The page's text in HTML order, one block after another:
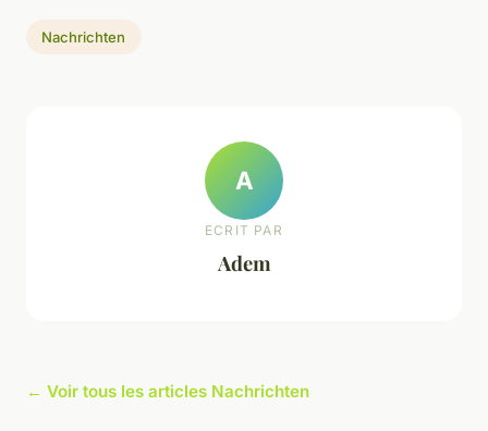
Nachrichten
A
ECRIT PAR
Adem
← Voir tous les articles Nachrichten